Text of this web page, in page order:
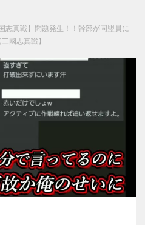
国志真戦】問題発生！！幹部が同盟員に
國志真戦】